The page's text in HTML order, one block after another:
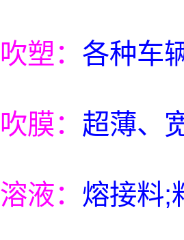
吹塑： 各种车
吹膜： 超薄、
溶液： 熔接料;